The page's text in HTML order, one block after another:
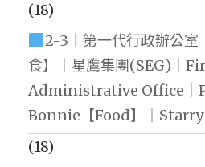
(18)
2-3｜第一代行政辦公室
食】｜星鷹集團(SEG)｜
Administrative Office｜
Bonnie【Food】｜
(18)